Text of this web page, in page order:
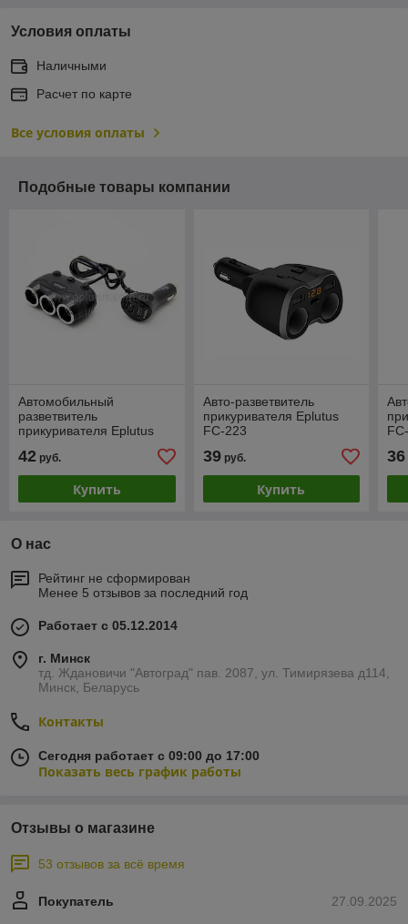
Условия оплаты
Наличными
Расчет по карте
Все условия оплаты
Подобные товары компании
Автомобильный
разветвитель
прикуривателя Eplutus
42 руб.
Купить
Авто-разветвитель
прикуривателя Eplutus
FC-223
39руб.
Купить
36
О нас
Рейтинг не сформирован
Менее 5 отзывов за последний год
Работает с 05.12.2014
г. Минск
тд. Ждановичи "Автоград" пав. 2087, ул. Тимирязева д114,
Минск, Беларусь
Контакты
Сегодня работает с 09:00 до 17:00
Показать весь график работы
Отзывы о магазине
53 отзывов за всё время
27.09.2025
Покупатель